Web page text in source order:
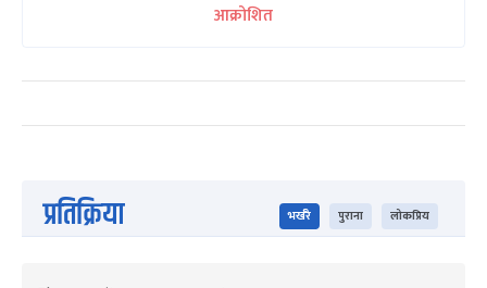
आक्रोशित
प्रतिक्रिया भर्खरै पुराना लोकप्रिय